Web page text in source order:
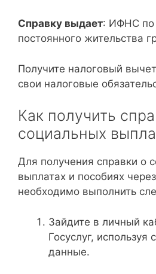
Справку выдает: ИФНС по
постоянного жительства
Получите налоговый
свои налоговые
Как получить
социальных
Для получения справки о
выплатах и пособиях
необходимо выполнить
Зайдите в личный
Госуслуг, используя
данные.